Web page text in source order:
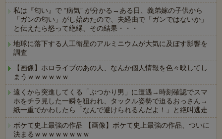
私は『匂い』で “病気” が分かる→ある日、義弟嫁の子供から
「ガンの匂い」がし始めたので、夫経由で「ガンではないか」
と伝えたら怒って絶縁、その結果・・・
地球に落下する人工衛星のアルミニウムが大気に及ぼす影響を
調査
【画像】ホロライブのあの人、なんか個人情報を色々映してし
まうｗｗｗｗｗｗ
遠くから突進してくる「ぶつかり男」に遭遇→時刻確認でスマ
ホをチラ見した一瞬を狙われ、タックル姿勢で迫るおっさん→
紙一重でかわしたら「なんで避けられるんだよ！」と絶叫逃走
ボケて史上最強の作品 【画像】ボケて史上最強の作品、ついに
決まるｗｗｗｗｗｗｗｗ